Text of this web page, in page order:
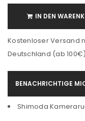
IN DEN
Kostenloser Versand
Deutschland (ab 100€)
BENACHRICHTIGE
Shimoda